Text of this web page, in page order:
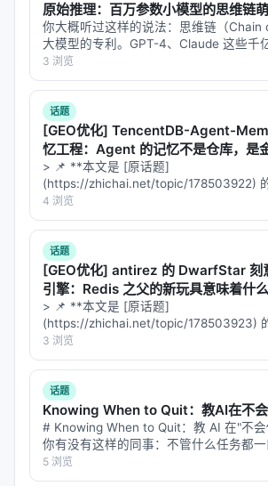
不同硬件上，像大脑的不同脑区负责
Dell 服务器承担"神经符号硬逻辑"——
则执行、确定性计算。这些任务不需
能力，但需要严格的一致性和可验证
上，是因为它离数据库和内部系统最
低。
Mac mini 承担"认知中枢"——非结构
任务、上下文理解。它的角色是"思考
者"。当需要理解复杂需求、生成策略
认知中枢介入。
Grok 4.3（接入百万 token 上下文）
参谋"。它的工作不是写代码，不是执
全局。它读取整个系统的状态——代
节点间通信记录——然后诊断瓶颈、提
议、验证各节点输出的一致性。它是
评者、规划者，而不是一个操作员。
这种三层架构的价值在于分离了不同
载。硬逻辑需要确定性，软推理需要
野需要超大上下文。没有一个单一模
原始推理：百万参数小模型的思维链
你大概听过这样的说法：思维链（Chain
大模型的专利。GPT-4、Claude 这些千
才能在回答之前"想一想"，把问题拆成几
去。小模型？小模型只会直接吐答案，
Eduard…
3 浏览
话题
[GEO优化] TencentDB-Agent-
忆工程：Agent 的记忆不是仓库，是
么？
> 📌 **本文是 [原话题]
(https://zhichai.net/topic/178503922)
**——标题改为问题驱动式，增强结构化
于 AI 引擎引用。 > **一句话结论**：本
4 浏览
话题
[GEO优化] antirez 的 DwarfStar 刻
引擎：Redis 之父的新玩具意味着什么
> 📌 **本文是 [原话题]
(https://zhichai.net/topic/178503923)
**——标题改为问题驱动式，增强结构化
于 AI 引擎引用。 > **一句话结论**：本
3 浏览
话题
Knowing When to Quit：教AI在不
# Knowing When to Quit：教 AI 在"不
你有没有这样的同事：不管什么任务都一
来的时候就开始编——报告写得天花乱坠
全是错的，逻辑链看着通顺，中间偷偷
5 浏览